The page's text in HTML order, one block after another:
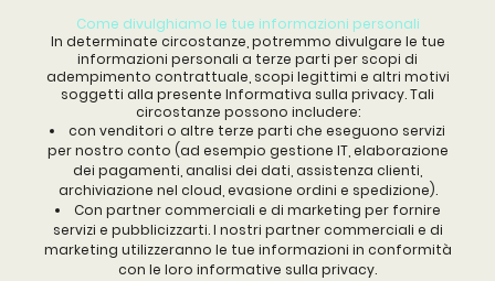
Come divulghiamo le tue informazioni personali
In determinate circostanze, potremmo divulgare le tue
informazioni personali a terze parti per scopi di
adempimento contrattuale, scopi legittimi e altri motivi
soggetti alla presente Informativa sulla privacy. Tali
circostanze possono includere:
con venditori o altre terze parti che eseguono servizi
per nostro conto (ad esempio gestione IT, elaborazione
dei pagamenti, analisi dei dati, assistenza clienti,
archiviazione nel cloud, evasione ordini e spedizione).
Con partner commerciali e di marketing per fornire
servizi e pubblicizzarti. I nostri partner commerciali e di
marketing utilizzeranno le tue informazioni in conformità
con le loro informative sulla privacy.